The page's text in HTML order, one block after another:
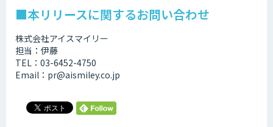
■本リリースに関するお問い合わせ
株式会社アイスマイリー
担当：伊藤
TEL：03-6452-4750
Email：pr@aismiley.co.jp